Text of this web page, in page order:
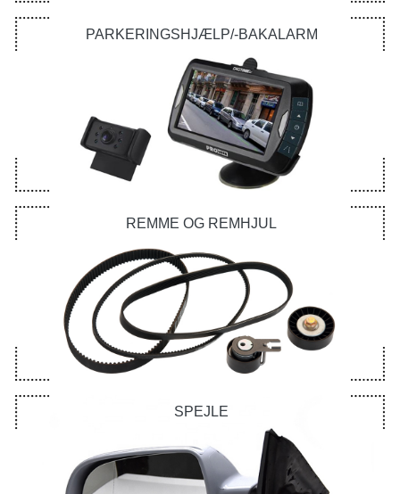
PARKERINGSHJÆLP/-BAKALARM
REMME OG REMHJUL
SPEJLE